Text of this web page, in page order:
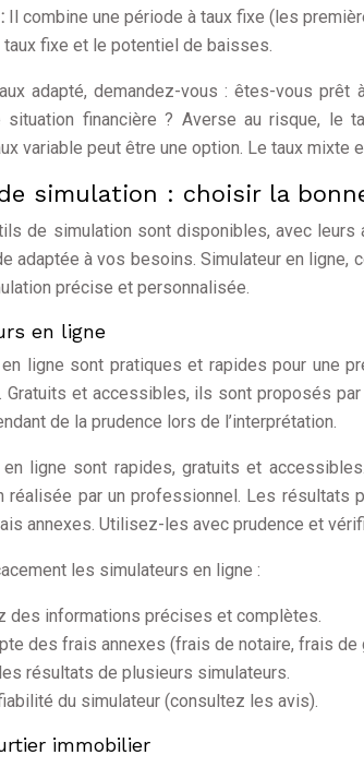
Il combine une période à taux fixe (les
taux fixe et le potentiel de baisses.
adapté, demandez-vous : êtes-vous
situation financière ? Averse au risque, le
variable peut être une option. Le taux mixte
simulation : choisir la
de simulation sont disponibles, avec
adaptée à vos besoins. Simulateur en ligne,
précise et personnalisée.
en ligne
ligne sont pratiques et rapides pour une
Gratuits et accessibles, ils sont proposés
de la prudence lors de l’interprétation.
ligne sont rapides, gratuits et
réalisée par un professionnel. Les
annexes. Utilisez-les avec prudence et
les simulateurs en ligne :
des informations précises et complètes.
des frais annexes (frais de notaire, frais de
résultats de plusieurs simulateurs.
du simulateur (consultez les avis).
immobilier